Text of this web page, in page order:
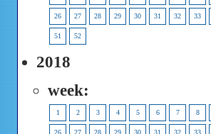
26 27 28 29 30 31 32 33
51 52
2018
week:
1 2 3 4 5 6 7 8
26 27 28 29 30 31 32 33